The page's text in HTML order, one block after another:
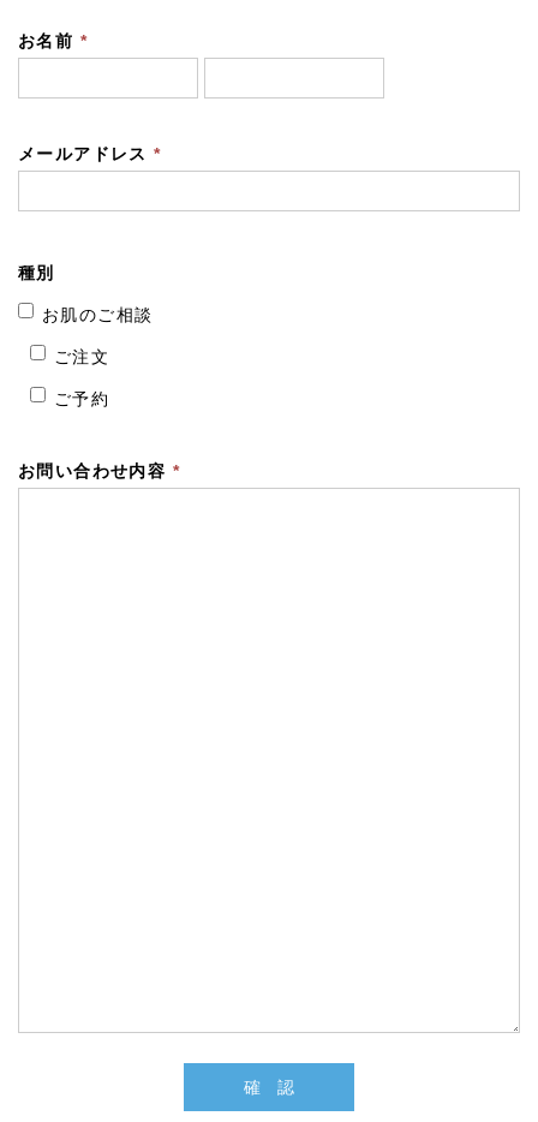
お名前 *
メールアドレス*
種別
お肌のご相談
ご注文
ご予約
お問い合わせ内容 *